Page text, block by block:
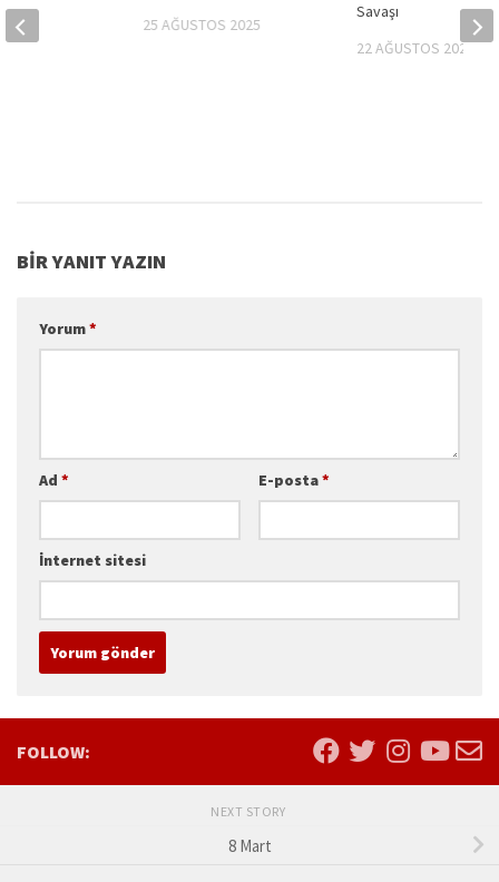
25 AĞUSTOS 2025
Savaşı
22 AĞUSTOS 2025
BIR YANIT YAZIN
Yorum*
Ad * E-posta*
İnternet sitesi
FOLLOW:
NEXT STORY
8 Mart